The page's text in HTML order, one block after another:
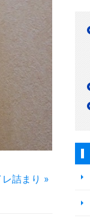
詰まり »